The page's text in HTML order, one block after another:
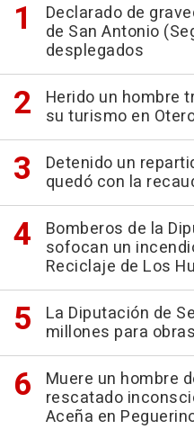
Declarado de
de San Antonio
desplegados
Herido un hombre
su turismo en
Detenido un
quedó con la
Bomberos de la
sofocan un
Reciclaje de Los
La Diputación de
millones para
Muere un hombre
rescatado
Aceña en